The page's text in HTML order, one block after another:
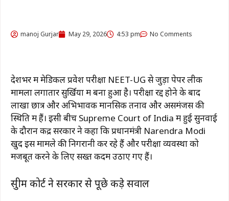
manoj Gurjar May 29, 2026 4:53 pm No Comments
देशभर में मेडिकल प्रवेश परीक्षा NEET-UG से जुड़ा पेपर लीक
मामला लगातार सुर्खियों में बना हुआ है। परीक्षा रद्द होने के बाद
लाखों छात्र और अभिभावक मानसिक तनाव और असमंजस की
स्थिति में हैं। इसी बीच Supreme Court of India में हुई सुनवाई
के दौरान केंद्र सरकार ने कहा कि प्रधानमंत्री Narendra Modi
खुद इस मामले की निगरानी कर रहे हैं और परीक्षा व्यवस्था को
मजबूत करने के लिए सख्त कदम उठाए गए हैं।
सुप्रीम कोर्ट ने सरकार से पूछे कड़े सवाल